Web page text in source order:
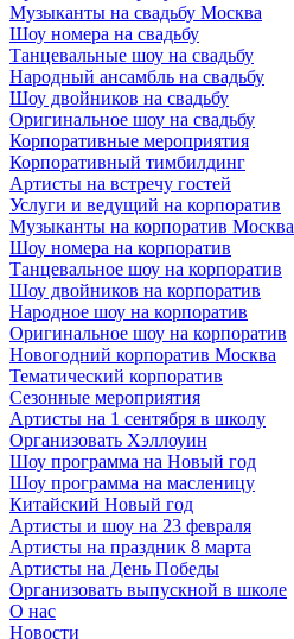
Музыканты на свадьбу Москва
Шоу номера на свадьбу
Танцевальные шоу на свадьбу
Народный ансамбль на свадьбу
Шоу двойников на свадьбу
Оригинальное шоу на свадьбу
Корпоративные мероприятия
Корпоративный тимбилдинг
Артисты на встречу гостей
Услуги и ведущий на корпоратив
Музыканты на корпоратив Москва
Шоу номера на корпоратив
Танцевальное шоу на корпоратив
Шоу двойников на корпоратив
Народное шоу на корпоратив
Оригинальное шоу на корпоратив
Новогодний корпоратив Москва
Тематический корпоратив
Сезонные мероприятия
Артисты на 1 сентября в школу
Организовать Хэллоуин
Шоу программа на Новый год
Шоу программа на масленицу
Китайский Новый год
Артисты и шоу на 23 февраля
Артисты на праздник 8 марта
Артисты на День Победы
Организовать выпускной в школе
О нас
Новости